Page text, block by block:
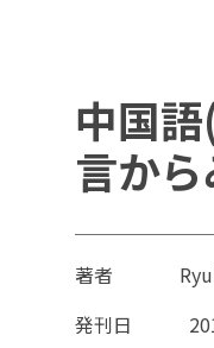
中国
言から
著者
発刊日